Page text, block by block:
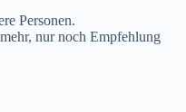
Personen.
nur noch Empfehlung